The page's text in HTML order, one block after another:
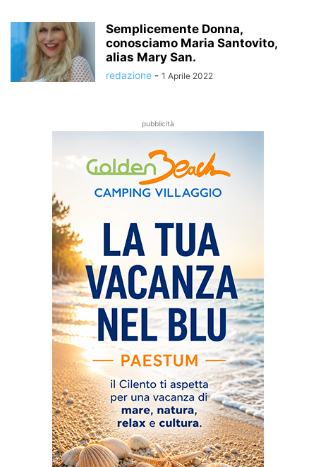
Semplicemente Donna,
conosciamo Maria Santovito,
alias Mary San.
redazione - 1 Aprile 2022
pubblicità